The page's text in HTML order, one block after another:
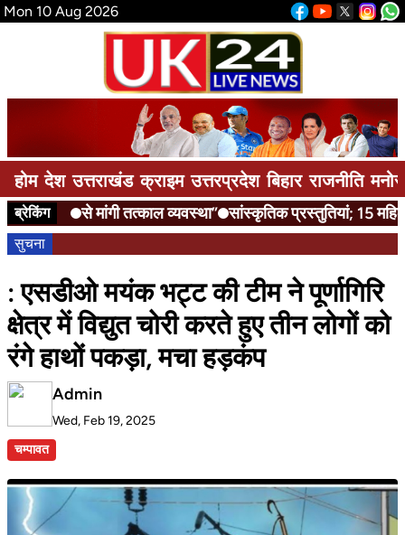
Mon 10 Aug 2026
होम देश उत्तराखंड क्राइम उत्तरप्रदेश बिहार राजनीति
ब्रेकिंग से मांगी तत्काल व्यवस्था” सांस्कृतिक प्रस्तुतियां; 15
सुचना
: एसडीओ मयंक भट्ट की टीम ने पूर्णागिरि
क्षेत्र में विद्युत चोरी करते हुए तीन लोगों को
रंगे हाथों पकड़ा, मचा हड़कंप
Admin
Wed, Feb 19, 2025
चम्पावत